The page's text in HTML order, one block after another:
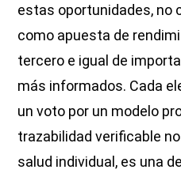
estas oportunidades, no
como apuesta de
tercero e igual de
más informados. Cada
un voto por un modelo
trazabilidad verificable
salud individual, es una